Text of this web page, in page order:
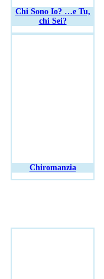
Chi Sono Io? …e Tu,
chi Sei?
Chiromanzia